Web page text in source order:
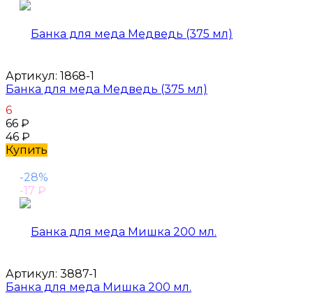
Артикул: 1868-1
Банка для меда Медведь (375 мл)
6
66 ₽
46 ₽
Купить
-28%
-17 ₽
Артикул: 3887-1
Банка для меда Мишка 200 мл.